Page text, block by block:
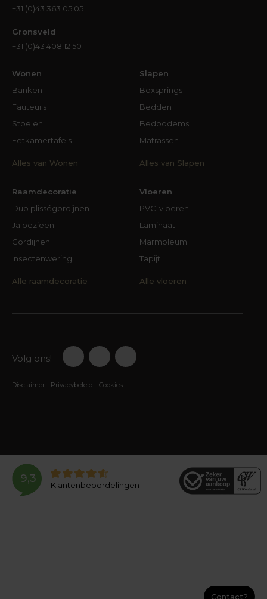
+31 (0)43 363 05 05
Gronsveld
+31 (0)43 408 12 50
Wonen
Banken
Fauteuils
Stoelen
Eetkamertafels
Alles van Wonen
Slapen
Boxsprings
Bedden
Bedbodems
Matrassen
Alles van Slapen
Raamdecoratie
Duo plisségordijnen
Jaloezieën
Gordijnen
Insectenwering
Alle raamdecoratie
Vloeren
PVC-vloeren
Laminaat
Marmoleum
Tapijt
Alle vloeren
Volg ons!
Disclaimer Privacybeleid Cookies
9,3
Klantenbeoordelingen
Contact?